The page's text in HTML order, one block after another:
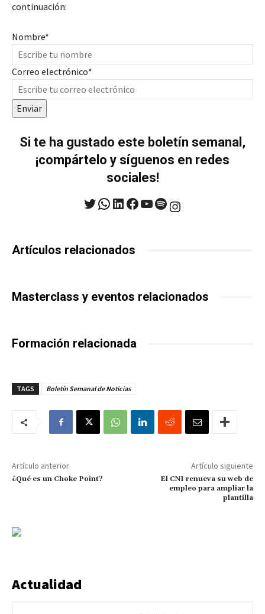
continuación:
Nombre*
Correo electrónico*
Enviar
Si te ha gustado este boletín semanal,
¡compártelo y síguenos en redes
sociales!
Twitter WhatsApp LinkedIn Facebook YouTube Spotify Instagram
Artículos relacionados
Masterclass y eventos relacionados
Formación relacionada
TAGS Boletín Semanal de Noticias
Artículo anterior
¿Qué es un Choke Point?
Artículo siguiente
El CNI renueva su web de
empleo para ampliar la
plantilla
Actualidad